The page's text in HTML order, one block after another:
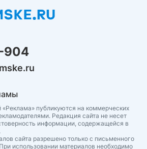
904
публикуются на коммерческих
Редакция сайта не несет
информации, содержащейся в
сайта разрешено только с письменного
использовании материалов необходимо